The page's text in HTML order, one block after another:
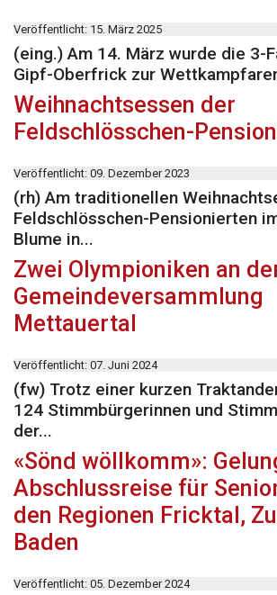
Veröffentlicht: 15. März 2025
(eing.) Am 14. März wurde die 3-
Gipf-Oberfrick zur
Weihnachtsessen der
Feldschlösschen-
Veröffentlicht: 09. Dezember 2023
(rh) Am traditionellen
Feldschlösschen-Pensionierten
Blume in...
Zwei Olympioniken an
Gemeindeversammlung
Mettauertal
Veröffentlicht: 07. Juni 2024
(fw) Trotz einer kurzen
124 Stimmbürgerinnen und
der...
«Sönd wöllkomm»:
Abschlussreise für
den Regionen Fricktal,
Baden
Veröffentlicht: 05. Dezember 2024